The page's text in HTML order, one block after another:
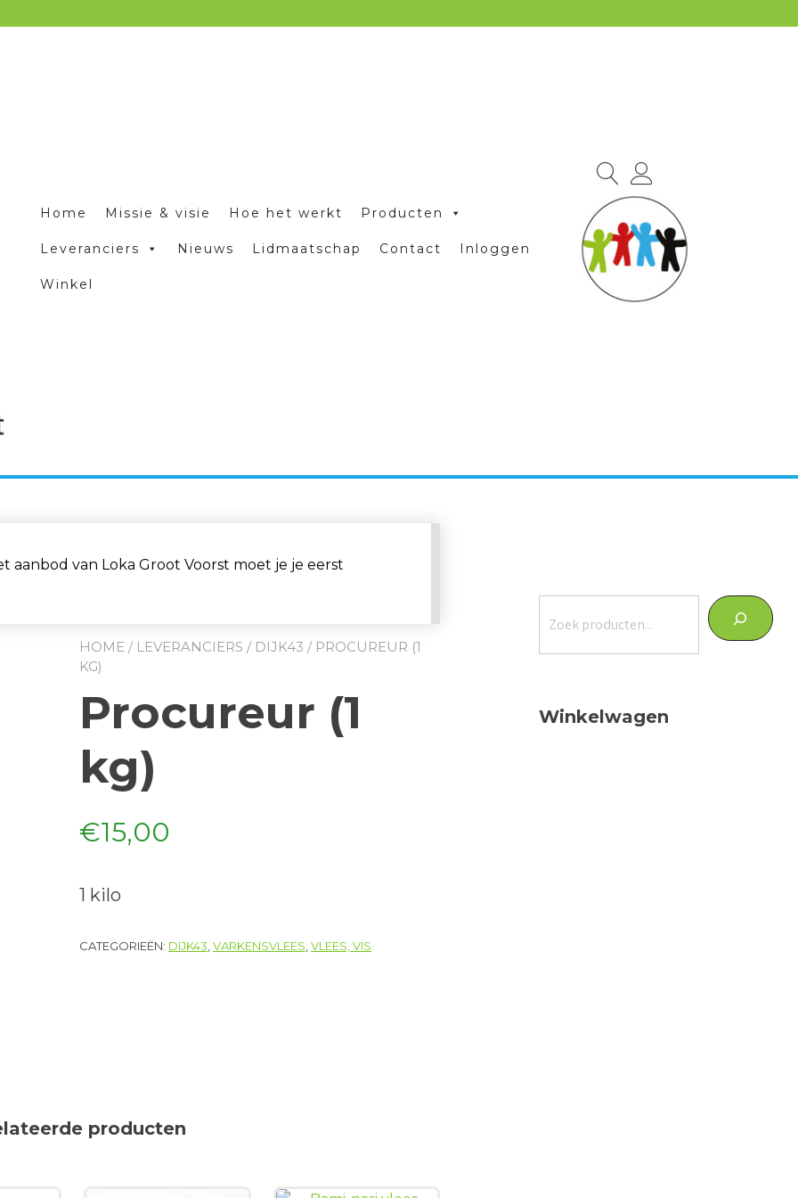
Home Missie & visie Hoe het werkt Producten
Leveranciers Nieuws Lidmaatschap Contact Inloggen
Winkel
van Loka Groot Voorst moet je je eerst
HOME / LEVERANCIERS / DIJK43 / PROCUREUR (1
KG)
Procureur (1
kg)
€15,00
1 kilo
CATEGORIEËN: DIJK43 VARKENSVLEES VLEES, VIS
producten
Winkelwagen